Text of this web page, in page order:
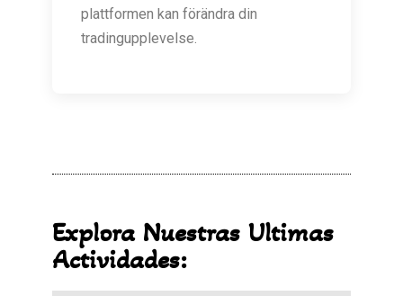
plattformen kan förändra din
tradingupplevelse.
Explora Nuestras Ultimas
Actividades: